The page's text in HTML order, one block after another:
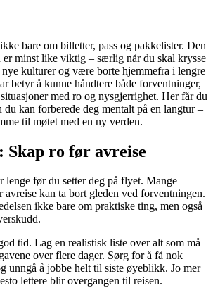
bare om billetter, pass og pakkelister. Den
er minst like viktig – særlig når du skal krysse
nye kulturer og være borte hjemmefra i lengre
betyr å kunne håndtere både forventninger,
med ro og nysgjerrighet. Her får du
kan forberede deg mentalt på en langtur –
til møtet med en ny verden.
Skap ro før avreise
lenge før du setter deg på flyet. Mange
avreise kan ta bort gleden ved forventningen.
ikke bare om praktiske ting, men også
tid. Lag en realistisk liste over alt som må
over flere dager. Sørg for å få nok
unngå å jobbe helt til siste øyeblikk. Jo mer
lettere blir overgangen til reisen.